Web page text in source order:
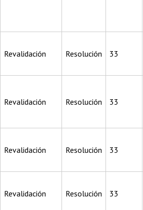
Revalidación Resolución 33
Revalidación Resolución 33
Revalidación Resolución 33
Revalidación Resolución 33